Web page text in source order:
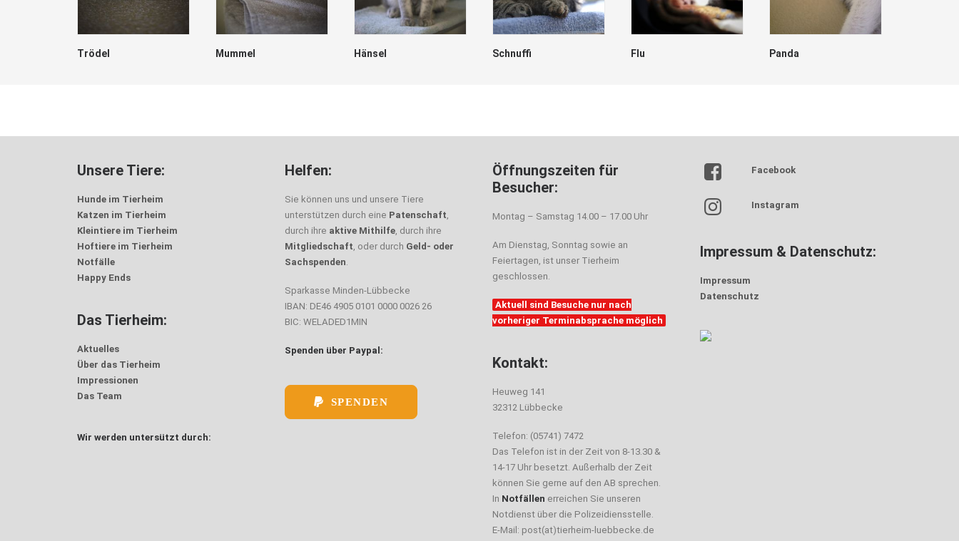
Trödel Mummel Hänsel Schnuffi Flu Panda
Unsere Tiere:
Hunde im Tierheim
Katzen im Tierheim
Kleintiere im Tierheim
Hoftiere im Tierheim
Notfälle
Happy Ends
Das Tierheim:
Aktuelles
Über das Tierheim
Impressionen
Das Team
Wir werden untersützt durch:
Helfen:
Sie können uns und unsere Tiere
unterstützen durch eine Patenschaft,
durch ihre aktive Mithilfe, durch ihre
Mitgliedschaft, oder durch Geld- oder
Sachspenden.
Sparkasse Minden-Lübbecke
IBAN: DE46 4905 0101 0000 0026 26
BIC: WELADED1MIN
Spenden über Paypal:
SPENDEN
Öffnungszeiten für
Besucher:
Montag – Samstag 14.00 – 17.00 Uhr
Am Dienstag, Sonntag sowie an
Feiertagen, ist unser Tierheim
geschlossen.
Aktuell sind Besuche nur nach
vorheriger Terminabsprache möglich
Kontakt:
Heuweg 141
32312 Lübbecke
Telefon: (05741) 7472
Das Telefon ist in der Zeit von 8-13.30 &
14-17 Uhr besetzt. Außerhalb der Zeit
können Sie gerne auf den AB sprechen.
In Notfällen erreichen Sie unseren
Notdienst über die Polizeidiensstelle.
E-Mail: post(at)tierheim-luebbecke.de
Facebook
Instagram
Impressum & Datenschutz:
Impressum
Datenschutz